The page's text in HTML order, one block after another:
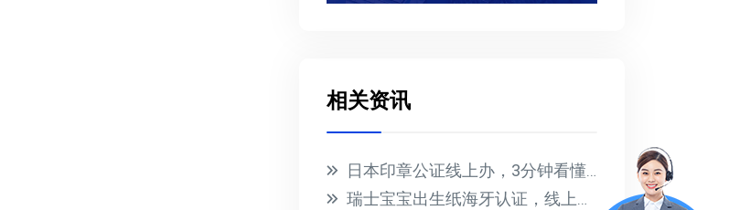
相关资讯
日本印章公证线上办，3分钟看懂全流程与避坑指南
瑞士宝宝出生纸海牙认证，线上办理无需到场，回国落户无忧